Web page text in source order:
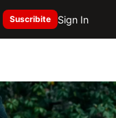
Suscribite Sign In